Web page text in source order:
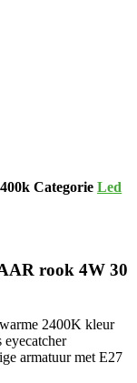
Categorie Led
rook 4W 30
2400K kleur
armatuur met E27